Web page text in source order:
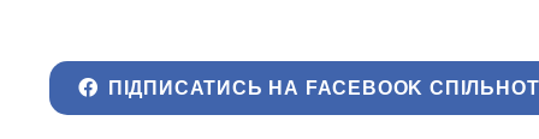
ПІДПИСАТИСЬ НА FACEBOOK